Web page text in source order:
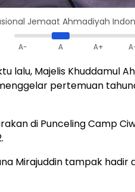
Jemaat Ahmadiyah
A- A A+
lalu, Majelis Khuddamul
pertemuan
di Punceling Camp
Mirajuddin tampak